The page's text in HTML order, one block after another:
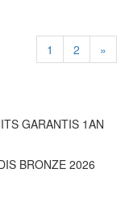
1 2 »
GARANTIS 1AN
BRONZE 2026